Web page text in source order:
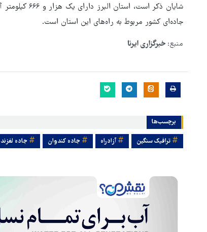
جاده‌ای کشور مربوط به راه‌های این استان است.
منبع: خبرگزاری ایرنا
برچسب‌ها
ترافیک سنگین آزادراه جاده کندوان جاده